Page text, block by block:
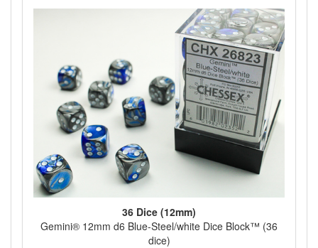
36 Dice (12mm)
Gemini® 12mm d6 Blue-Steel/white Dice Block™ (36
dice)